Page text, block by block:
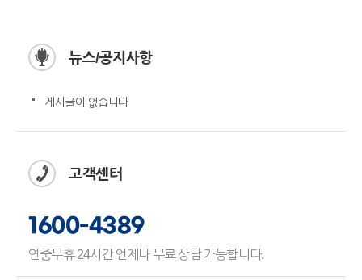
뉴스/공지사항
게시글이 없습니다
고객센터
1600-4389
연중무휴 24시간 언제나 무료 상담 가능합니다.